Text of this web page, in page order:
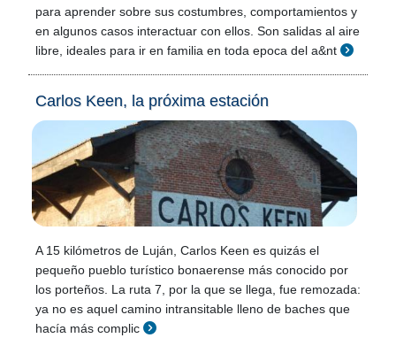
para aprender sobre sus costumbres, comportamientos y
en algunos casos interactuar con ellos. Son salidas al aire
libre, ideales para ir en familia en toda epoca del a&nt
Carlos Keen, la próxima estación
A 15 kilómetros de Luján, Carlos Keen es quizás el
pequeño pueblo turístico bonaerense más conocido por
los porteños. La ruta 7, por la que se llega, fue remozada:
ya no es aquel camino intransitable lleno de baches que
hacía más complic